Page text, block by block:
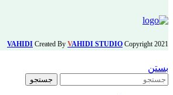
VAHIDI Created By VAHIDI STUDIO Copyright2021
بستن
جستجو